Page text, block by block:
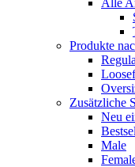
Alle
Produkte
Zusätzliche
Neu
Male